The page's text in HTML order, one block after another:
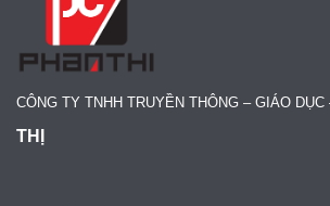
CÔNG TY TNHH TRUYỀN THÔNG – GIÁO DỤC
THỊ